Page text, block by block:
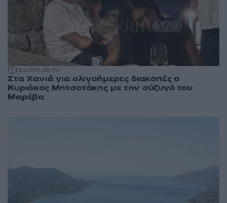
00:2707.08.26
Στα Χανιά για ολιγοήμερες διακοπές ο
Κυριάκος Μητσοτάκης με την σύζυγό του
Μαρέβα